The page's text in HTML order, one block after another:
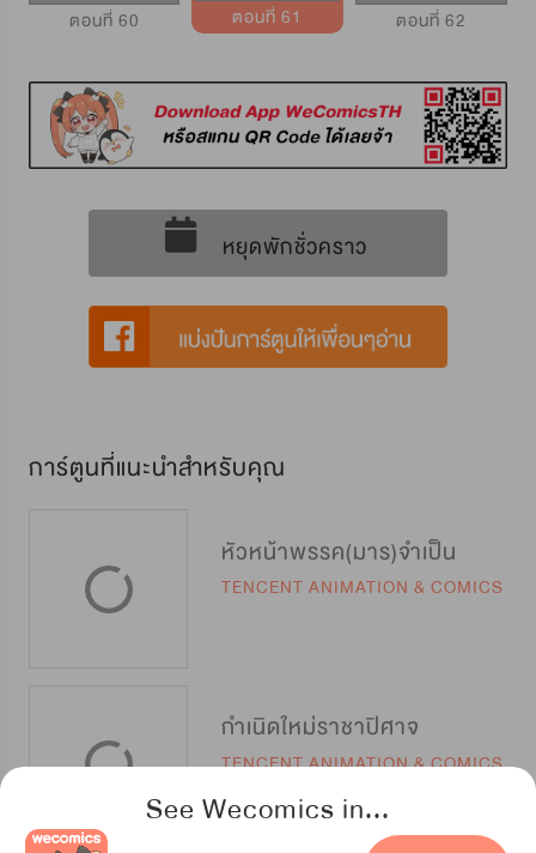
See Wecomics in...
ตอนที่ 60 ตอนที่ 61 ตอนที่ 62
หยุดพักชั่วคราว
การ์ตูนที่แนะนำสำหรับคุณ
หัวหน้าพรรค(มาร)จำเป็น
TENCENT ANIMATION & COMICS
กำเนิดใหม่ราชาปิศาจ
TENCENT ANIMATION & COMICS